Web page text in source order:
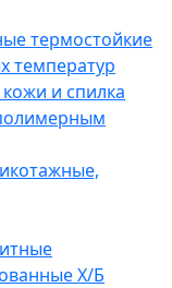
термостойкие
температур
и спилка
Х/Б